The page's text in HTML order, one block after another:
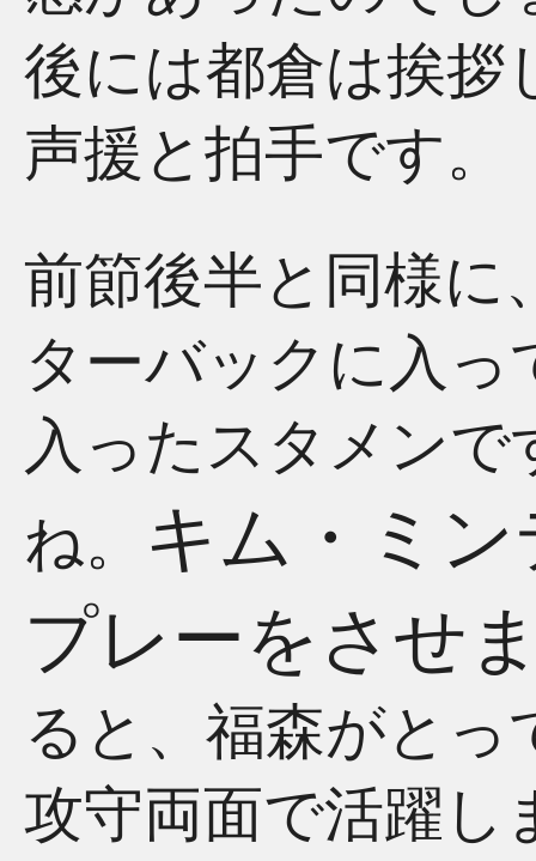
後には都倉は挨拶
声援と拍手です。
前節後半と同様に
ターバックに入
入ったスタメン
ね。 キム・ミ
プレーをさせ
ると、福森がと
攻守両面で活躍し